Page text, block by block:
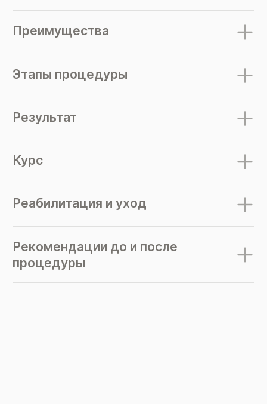
Преимущества
Этапы процедуры
Результат
Курс
Реабилитация и уход
Рекомендации до и после
процедуры